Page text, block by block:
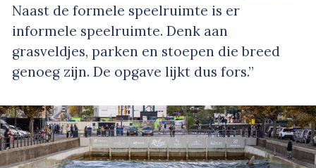
Naast de formele speelruimte is er
informele speelruimte. Denk aan
grasveldjes, parken en stoepen die breed
genoeg zijn. De opgave lijkt dus fors.”